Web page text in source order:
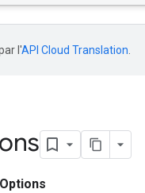
l'API Cloud Translation